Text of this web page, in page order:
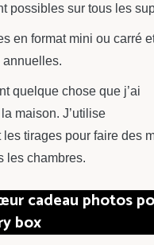
possibles sur tous les
en format mini ou carré
annuelles.
quelque chose que j’ai
maison. J’utilise
tirages pour faire des
les chambres.
cadeau photos
box